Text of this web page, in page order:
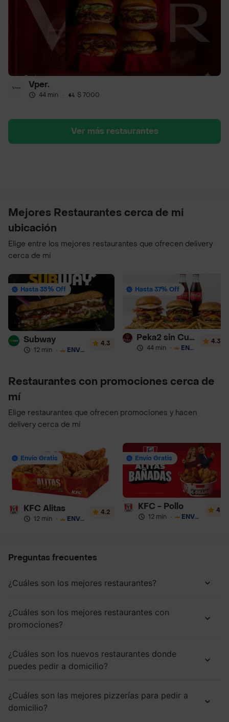
Vper.
44 min · $ 7000
Ver más restaurantes
Mejores Restaurantes cerca de mi
ubicación
Elige entre los mejores restaurantes que ofrecen delivery
cerca de mí
Hasta 35% Off
Subway
12 min · ENVÍO GRATIS
4.3
Hasta 37% Off
Peka2 sin Culpa Lourdes
44 min · ENVÍO GRATIS
4.3
Restaurantes con promociones cerca de
mí
Elige restaurantes que ofrecen promociones y hacen
delivery cerca de mí
Envío Gratis
KFC Alitas
12 min · ENVÍO GRATIS
4.2
Envío Gratis
KFC - Pollo
12 min · ENVÍO GRATIS
4
Preguntas frecuentes
¿Cuáles son los mejores restaurantes?
¿Cuáles son los mejores restaurantes con
promociones?
¿Cuáles son los nuevos restaurantes donde
puedes pedir a domicilio?
¿Cuáles son las mejores pizzerías para pedir a
domicilio?